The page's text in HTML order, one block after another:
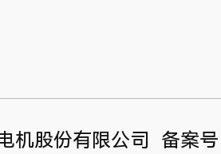
机股份有限公司
备案